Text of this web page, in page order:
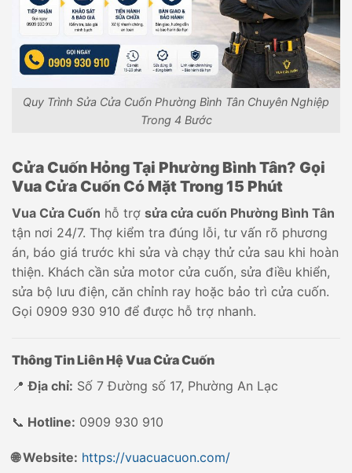
Quy Trình Sửa Cửa Cuốn Phường Bình Tân Chuyên Nghiệp
Trong 4 Bước
Cửa Cuốn Hỏng Tại Phường BìnhTân? Gọi
Vua Cửa Cuốn Có Mặt Trong 15 Phút
Vua Cửa Cuốn hỗ trợ sửa cửa cuốn Phường Bình Tân
tận nơi 24/7. Thợ kiểm tra đúng lỗi, tư vấn rõ phương
án, báo giá trước khi sửa và chạy thử cửa sau khi hoàn
thiện. Khách cần sửa motor cửa cuốn, sửa điều khiển,
sửa bộ lưu điện, căn chỉnh ray hoặc bảo trì cửa cuốn.
Gọi 0909 930 910 để được hỗ trợ nhanh.
Thông Tin Liên Hệ Vua Cửa Cuốn
📍Địa chỉ: Số 7Đường số 17, Phường An Lạc
📞 Hotline: 0909 930 910
🌐 Website: https://vuacuacuon.com/